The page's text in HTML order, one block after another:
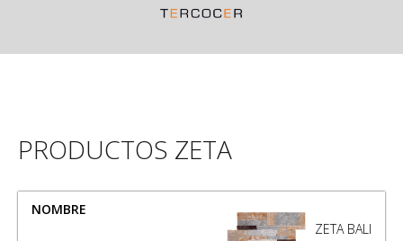
PRODUCTOS ZETA
NOMBRE
ZETA BALI